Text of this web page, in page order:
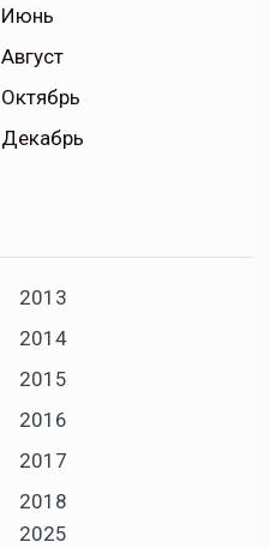
Июнь
Август
Октябрь
Декабрь
2013
2014
2015
2016
2017
2018
2025